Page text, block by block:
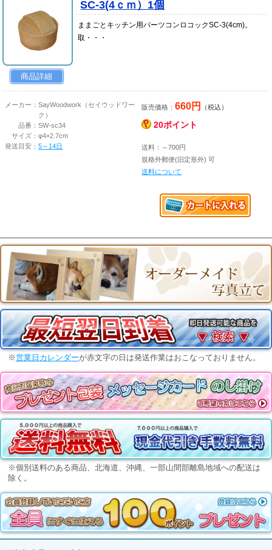
商品詳細
SC-3(4ｃｍ）1個
ままごとキッチン用パーツコンロコックSC-3(4cm)。
取・・・
メーカー：SayWoodwork（セイウッドワー
ク）
品番：SW-sc34
サイズ：φ4×2.7cm
発送目安：5～14日
販売価格：660円 （税込）
20ポイント
送料：～700円
規格外郵便(旧定形外) 可
送料について
※営業日カレンダーが赤文字の日は発送作業はおこなっておりません。
※個別送料のある商品、北海道、沖縄、一部山間部離島地域への配送は
除く。